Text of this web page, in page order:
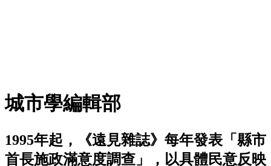
城市學編輯部
1995年起，《遠見雜誌》每年發表「縣市
首長施政滿意度調查」，以具體民意反映